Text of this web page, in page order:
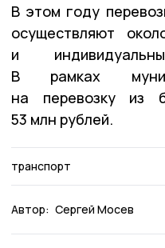
В этом году
осуществляют
и
В рамках
на перевозку из
53 млн рублей.
транспорт
Автор: Сергей Мосев